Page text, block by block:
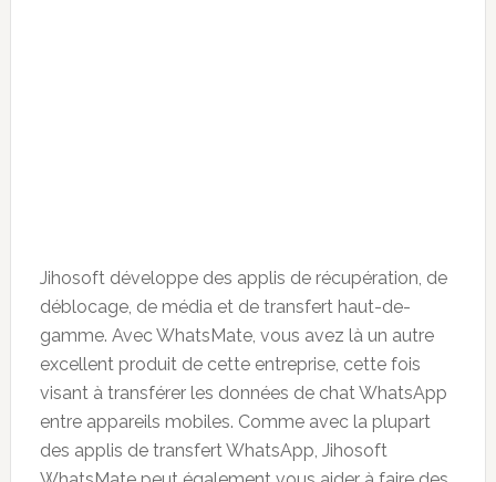
Jihosoft développe des applis de récupération, de
déblocage, de média et de transfert haut-de-
gamme. Avec WhatsMate, vous avez là un autre
excellent produit de cette entreprise, cette fois
visant à transférer les données de chat WhatsApp
entre appareils mobiles. Comme avec la plupart
des applis de transfert WhatsApp, Jihosoft